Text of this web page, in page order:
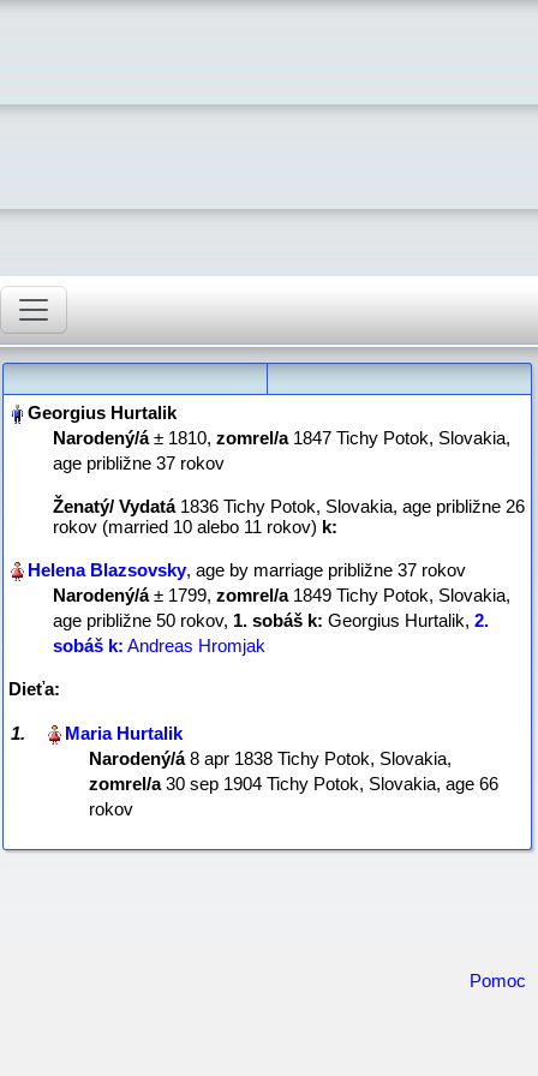
Narodený/á‎± 1810, zomrel/a‎1847 Tichy Potok, Slovakia‎,
age približne 37 rokov
Ženatý/ Vydatá‎1836 Tichy Potok, Slovakia, age približne 26
rokov (married 10 alebo 11 rokov) k:
, age by marriage približne 37 rokov
Narodený/á‎± 1799, zomrel/a‎1849 Tichy Potok, Slovakia‎,
age približne 50 rokov, ‎ 1. sobáš k: Georgius Hurtalik, 2.
sobáš k: Andreas Hromjak
Dieťa:
1.
Narodený/á‎8 apr 1838 Tichy Potok, Slovakia,
zomrel/a‎30 sep 1904 Tichy Potok, Slovakia‎, age 66
rokov
Pomoc